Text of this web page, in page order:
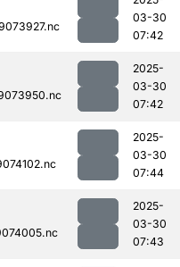
03-30
07:42
2025-
03-30
07:42
2025-
03-30
07:44
2025-
03-30
07:43